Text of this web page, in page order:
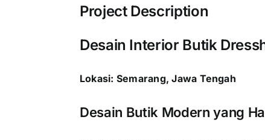
Project Description
Desain Interior Butik
Lokasi: Semarang, Jawa Tengah
Desain Butik Modern yang